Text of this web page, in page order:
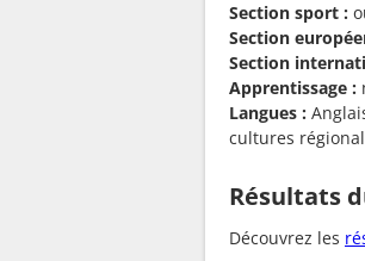
Section sport :
Section
Section
Apprentissage :
Langues :
cultures
Résultats
Découvrez les